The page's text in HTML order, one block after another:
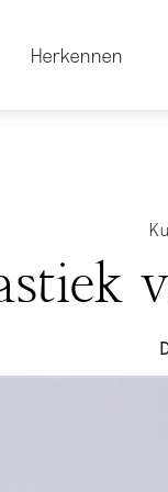
Herkennen